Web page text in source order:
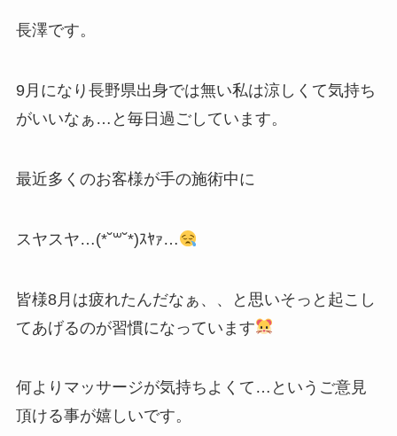
長澤です。
9月になり長野県出身では無い私は涼しくて気持ち
がいいなぁ…と毎日過ごしています。
最近多くのお客様が手の施術中に
スヤスヤ…(*˘꒳​˘*)ｽﾔｧ…
皆様8月は疲れたんだなぁ、、と思いそっと起こし
てあげるのが習慣になっています
何よりマッサージが気持ちよくて…というご意見
頂ける事が嬉しいです。